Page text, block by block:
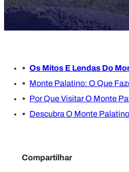
Os Mitos E Lendas Do
Monte Palatino: O Que
Por Que Visitar O Monte
Descubra O Monte
Compartilhar